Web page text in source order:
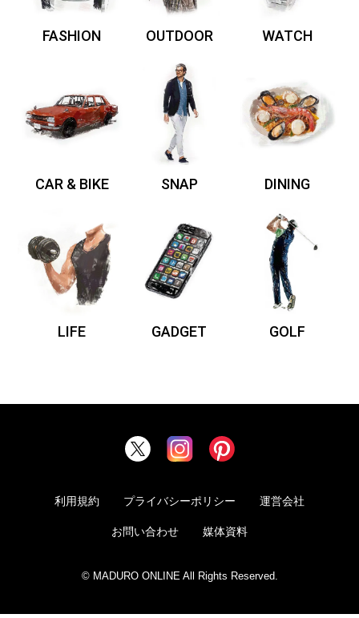
FASHION OUTDOOR WATCH
CAR & BIKE SNAP DINING
LIFE GADGET GOLF
利用規約 プライバシーポリシー 運営会社
お問い合わせ 媒体資料
© MADURO ONLINE All Rights Reserved.